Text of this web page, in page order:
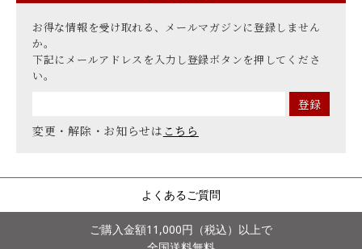
お得な情報を受け取れる、メールマガジンに登録しません
か。
下記にメールアドレスを入力し登録ボタンを押してくださ
い。
変更・解除・お知らせは こちら
よくあるご質問
ご購入金額11,000円（税込）以上で